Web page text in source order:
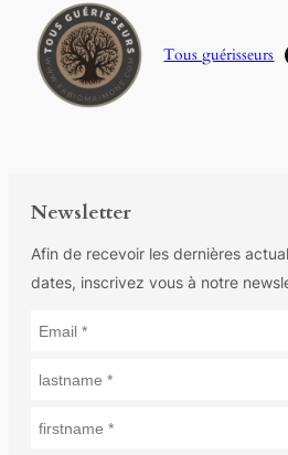
Tous guérisseurs
Newsletter
Afin de recevoir les dernières
dates, inscrivez vous à notre